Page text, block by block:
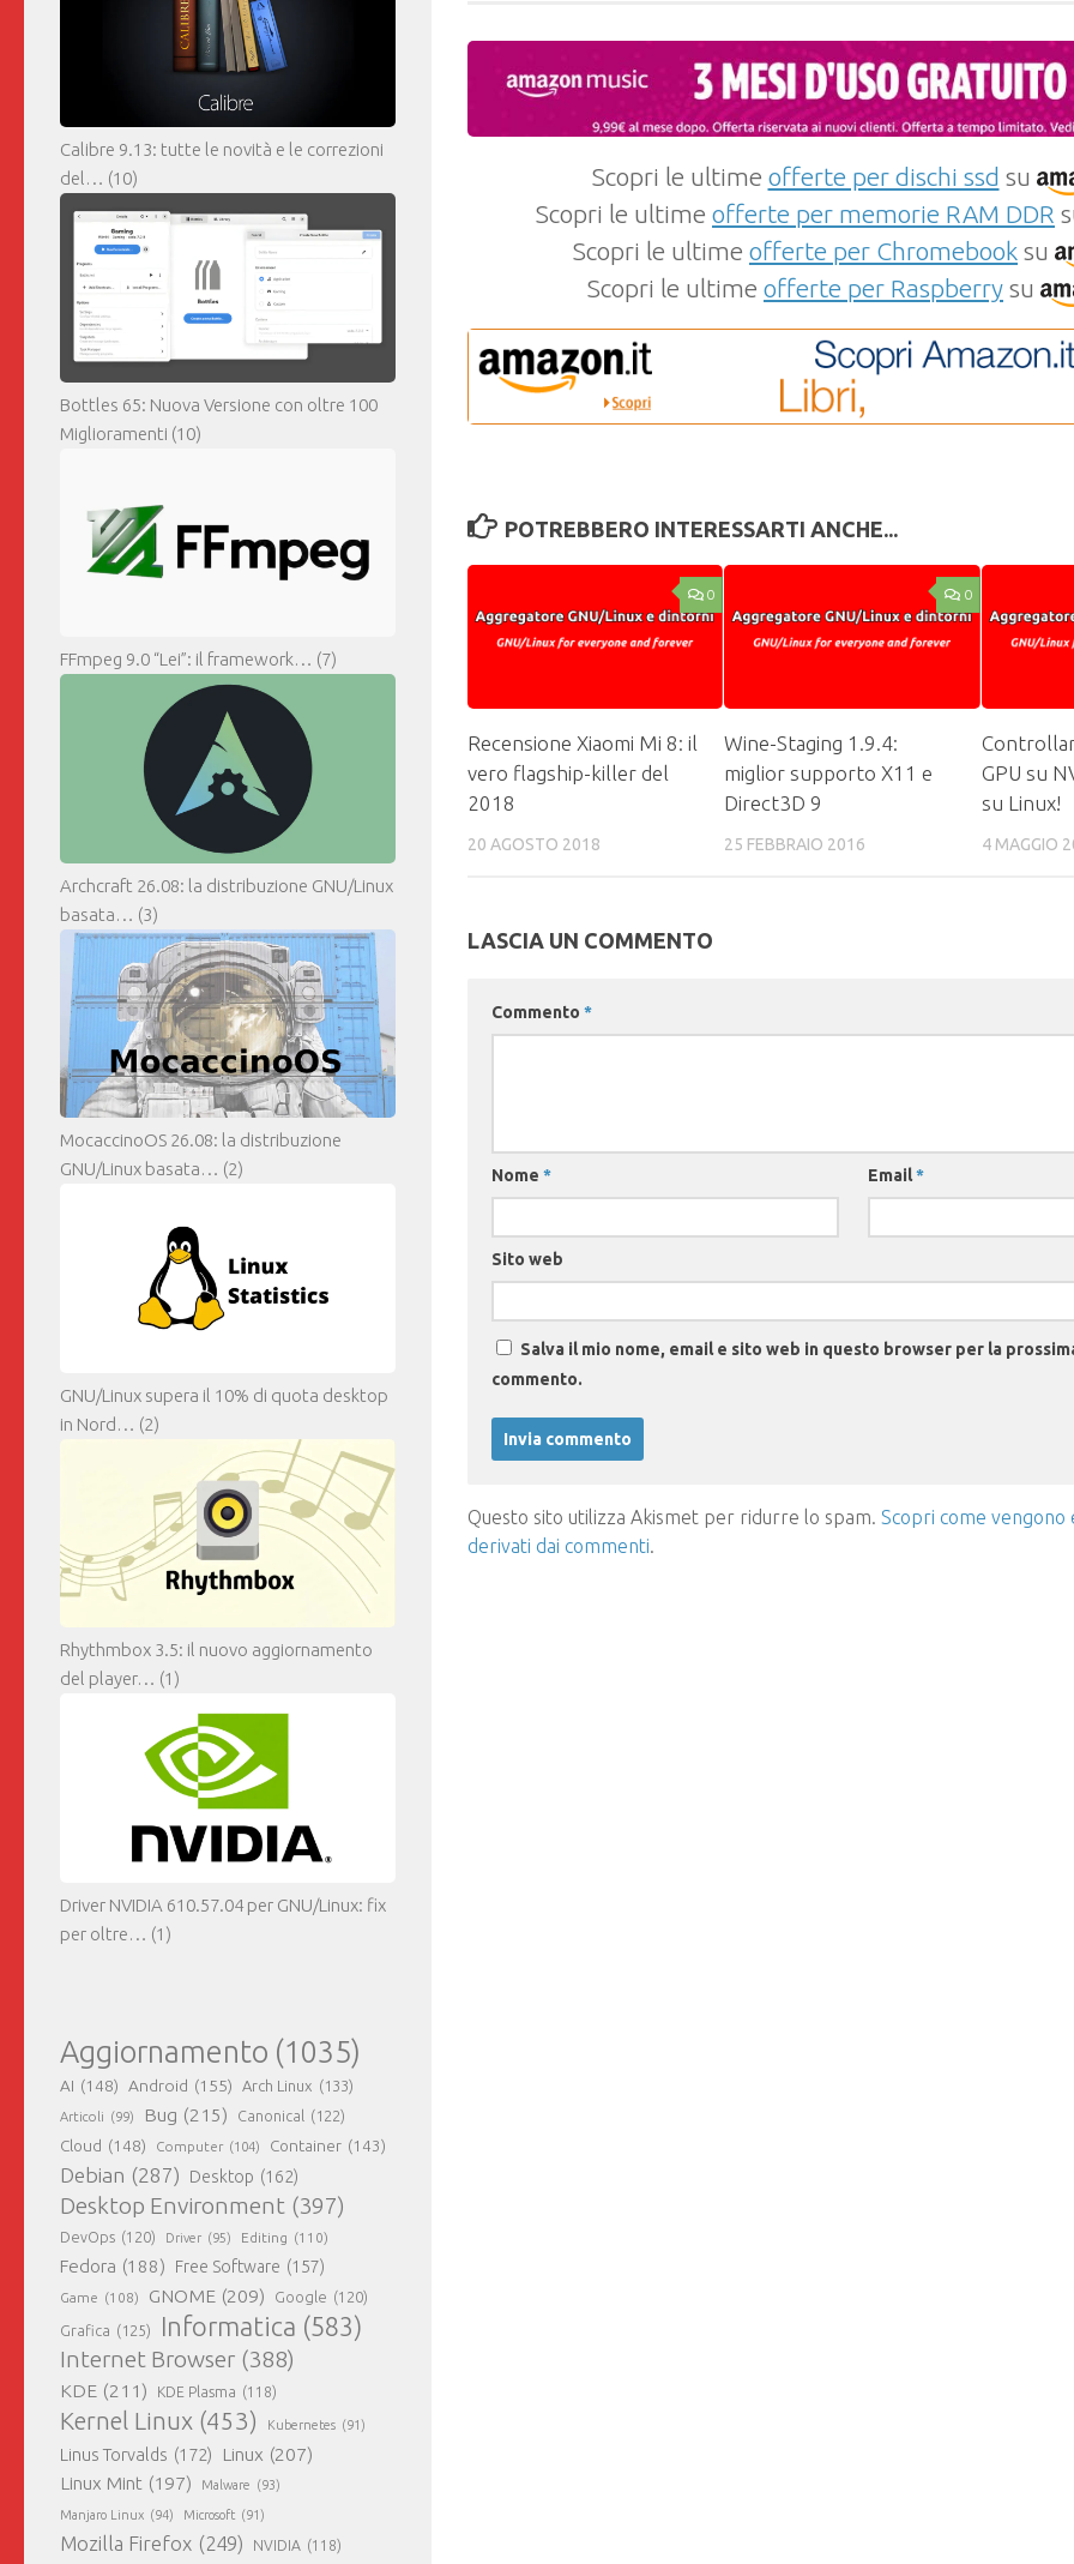
Scopri le ultime offerte per dischi ssd su
Scopri le ultime offerte per memorie RAM DDR
Scopri le ultime offerte per Chromebook su
Scopri le ultime offerte per Raspberry su
POTREBBERO INTERESSARTI ANCHE...
0
Recensione Xiaomi Mi 8: il
vero flagship-killer del
2018
20 AGOSTO 2018
0
Wine-Staging 1.9.4:
miglior supporto X11 e
Direct3D 9
25 FEBBRAIO 2016
GPU su
su Linux!
4 MAGGIO
LASCIA UN COMMENTO
Commento *
Nome * Email*
Sito web
Salva il mio nome, email e sito web in questo browser per la
commento.
Questo sito utilizza Akismet per ridurre lo spam. Scopri come vengono
derivati dai commenti.
Calibre 9.13: tutte le novità e le correzioni
del… (10)
Bottles 65: Nuova Versione con oltre 100
Miglioramenti (10)
FFmpeg 9.0 “Lei”: il framework… (7)
Archcraft 26.08: la distribuzione GNU/Linux
basata… (3)
MocaccinoOS 26.08: la distribuzione
GNU/Linux basata… (2)
GNU/Linux supera il 10% di quota desktop
in Nord… (2)
Rhythmbox 3.5: il nuovo aggiornamento
del player… (1)
Driver NVIDIA 610.57.04 per GNU/Linux: fix
per oltre… (1)
Aggiornamento (1035)
AI (148) Android (155) Arch Linux (133)
Articoli (99) Bug (215) Canonical (122)
Cloud (148) Computer (104) Container (143)
Debian (287) Desktop (162)
Desktop Environment (397)
DevOps (120) Driver (95) Editing (110)
Fedora (188) Free Software (157)
Game (108) GNOME (209) Google (120)
Grafica (125) Informatica (583)
Internet Browser (388)
KDE (211) KDE Plasma (118)
Kernel Linux (453) Kubernetes (91)
Linus Torvalds (172) Linux (207)
Linux Mint (197) Malware (93)
Manjaro Linux (94) Microsoft (91)
Mozilla Firefox (249) NVIDIA (118)